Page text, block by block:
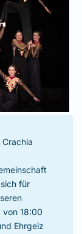
für
von 18:00
Ehrgeiz